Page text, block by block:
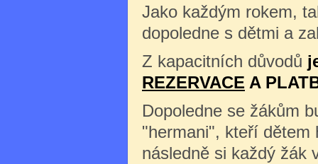
Jako každým rokem,
dopoledne s dětmi a
Z kapacitních důvodů
REZERVACE A
Dopoledne se žákům
"hermani", kteří dětem
následně si každý žák